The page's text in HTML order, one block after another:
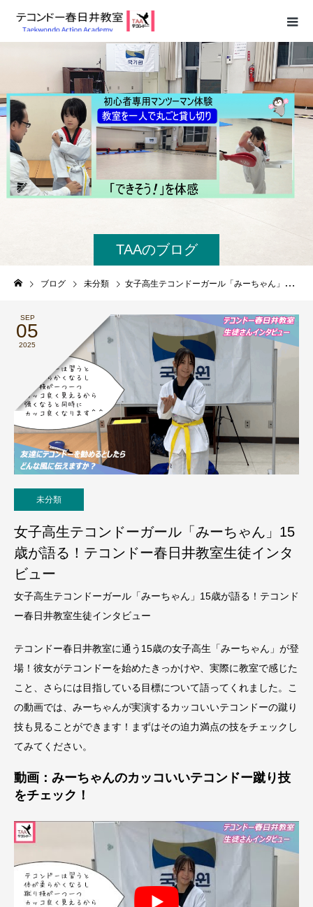
TAAのブログ
ブログ 未分類 女子高生テコンドーガール「みーちゃん」15歳が語る！テコンドー春日井教室生徒インタビュー
SEP
05
2025
未分類
女子高生テコンドーガール「みーちゃん」15
歳が語る！テコンドー春日井教室生徒インタ
ビュー
女子高生テコンドーガール「みーちゃん」15歳が語る！テコンド
ー春日井教室生徒インタビュー
テコンドー春日井教室に通う15歳の女子高生「みーちゃん」が登
場！彼女がテコンドーを始めたきっかけや、実際に教室で感じた
こと、さらには目指している目標について語ってくれました。こ
の動画では、みーちゃんが実演するカッコいいテコンドーの蹴り
技も見ることができます！まずはその迫力満点の技をチェックし
てみてください。
動画：みーちゃんのカッコいいテコンドー蹴り技
をチェック！